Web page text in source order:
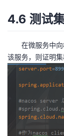
4.6 测试
在微服务中向
该服务，则证明